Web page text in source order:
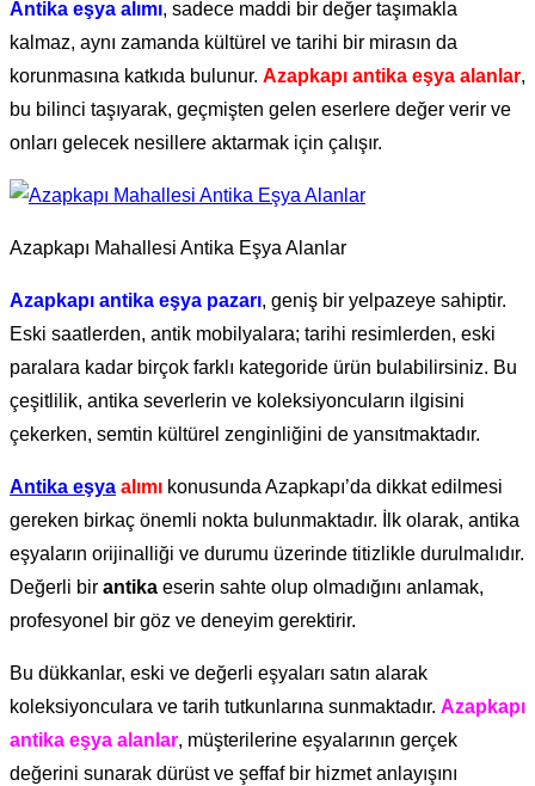
Antika eşya alımı, sadece maddi bir değer taşımakla
kalmaz, aynı zamanda kültürel ve tarihi bir mirasın da
korunmasına katkıda bulunur. Azapkapı antika eşya alanlar,
bu bilinci taşıyarak, geçmişten gelen eserlere değer verir ve
onları gelecek nesillere aktarmak için çalışır.
Azapkapı Mahallesi Antika Eşya Alanlar
Azapkapı antika eşya pazarı, geniş bir yelpazeye sahiptir.
Eski saatlerden, antik mobilyalara; tarihi resimlerden, eski
paralara kadar birçok farklı kategoride ürün bulabilirsiniz. Bu
çeşitlilik, antika severlerin ve koleksiyoncuların ilgisini
çekerken, semtin kültürel zenginliğini de yansıtmaktadır.
Antika eşya alımı konusunda Azapkapı’da dikkat edilmesi
gereken birkaç önemli nokta bulunmaktadır. İlk olarak, antika
eşyaların orijinalliği ve durumu üzerinde titizlikle durulmalıdır.
Değerli bir antika eserin sahte olup olmadığını anlamak,
profesyonel bir göz ve deneyim gerektirir.
Bu dükkanlar, eski ve değerli eşyaları satın alarak
koleksiyonculara ve tarih tutkunlarına sunmaktadır. Azapkapı
antika eşya alanlar, müşterilerine eşyalarının gerçek
değerini sunarak dürüst ve şeffaf bir hizmet anlayışını